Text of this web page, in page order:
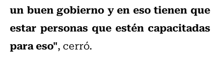
un buen gobierno y en eso tienen que
estar personas que estén capacitadas
para eso", cerró.